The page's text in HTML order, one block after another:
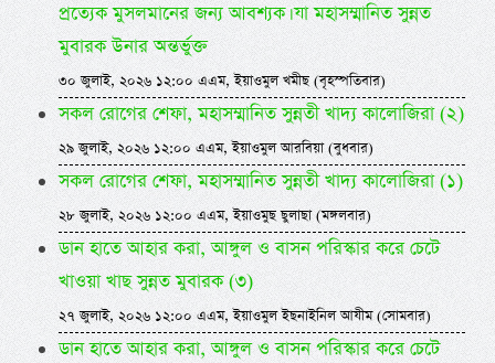
প্রত্যেক মুসলমানের জন্য আবশ্যক। যা মহাসম্মানিত সুন্নত
মুবারক উনার অন্তর্ভুক্ত
৩০ জুলাই, ২০২৬ ১২:০০ এএম, ইয়াওমুল খমীছ (বৃহস্পতিবার)
সকল রোগের শেফা, মহাসম্মানিত সুন্নতী খাদ্য কালোজিরা (২)
২৯ জুলাই, ২০২৬ ১২:০০ এএম, ইয়াওমুল আরবিয়া (বুধবার)
সকল রোগের শেফা, মহাসম্মানিত সুন্নতী খাদ্য কালোজিরা (১)
২৮ জুলাই, ২০২৬ ১২:০০ এএম, ইয়াওমুছ ছুলাছা (মঙ্গলবার)
ডান হাতে আহার করা, আঙ্গুল ও বাসন পরিস্কার করে চেটে
খাওয়া খাছ সুন্নত মুবারক (৩)
২৭ জুলাই, ২০২৬ ১২:০০ এএম, ইয়াওমুল ইছনাইনিল আযীম (সোমবার)
ডান হাতে আহার করা, আঙ্গুল ও বাসন পরিস্কার করে চেটে